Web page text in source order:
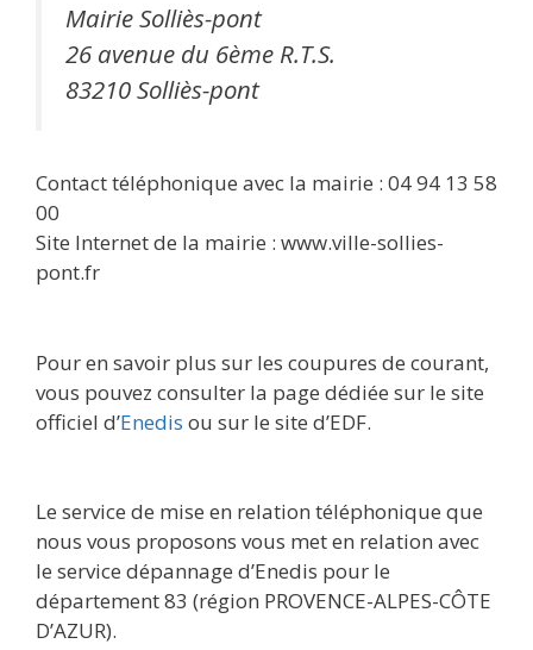
Mairie Solliès-pont
26 avenue du 6ème R.T.S.
83210 Solliès-pont
Contact téléphonique avec la mairie : 04 94 13 58
00
Site Internet de la mairie : www.ville-sollies-
pont.fr
Pour en savoir plus sur les coupures de courant,
vous pouvez consulter la page dédiée sur le site
officiel d’Enedis ou sur le site d’EDF.
Le service de mise en relation téléphonique que
nous vous proposons vous met en relation avec
le service dépannage d’Enedis pour le
département 83 (région PROVENCE-ALPES-CÔTE
D’AZUR).